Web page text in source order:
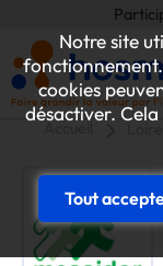
Notre site
fonctionnement.
cookies
désactiver.
Tout
Accueil